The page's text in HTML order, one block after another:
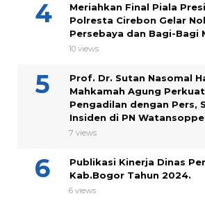
Meriahkan Final Piala
Polresta Cirebon Gelar
Persebaya dan Bagi-Bagi
10 views
Prof. Dr. Sutan Nasomal
Mahkamah Agung
Pengadilan dengan Pers,
Insiden di PN
7 views
Publikasi Kinerja Dinas
Kab.Bogor Tahun 2024.
6 views